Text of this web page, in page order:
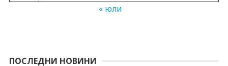
« юли
ПОСЛЕДНИ НОВИНИ